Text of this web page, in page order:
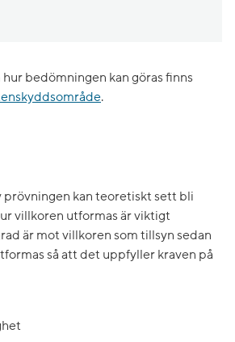
bedömningen kan göras finns
.
prövningen kan teoretiskt sett bli
villkoren utformas är viktigt
är mot villkoren som tillsyn sedan
så att det uppfyller kraven på